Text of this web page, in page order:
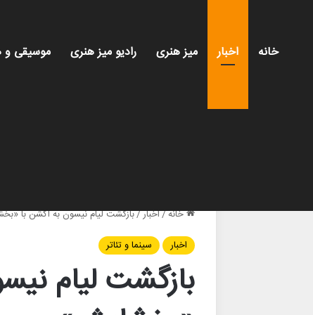
خانه اخبار میز هنری رادیو میز هنری موسیقی
خانه/اخبار/بازگشت لیام نیسون به اکشن با
اخبار
سینما و تئاتر
بازگشت لیام